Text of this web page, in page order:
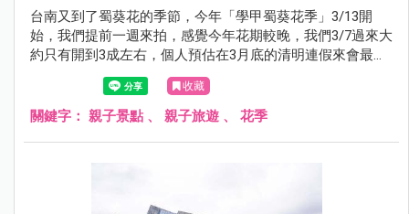
台南又到了蜀葵花的季節，今年「學甲蜀葵花季」3/13開
始，我們提前一週來拍，感覺今年花期較晚，我們3/7過來大
約只有開到3成左右，個人預估在3月底的清明連假來會最
美，看完蜀葵花也別忘了後面整片的金色麥田，也超好拍
的！！完全就是個網美天堂。
收藏
關鍵字： 親子景點 、 親子旅遊 、 花季